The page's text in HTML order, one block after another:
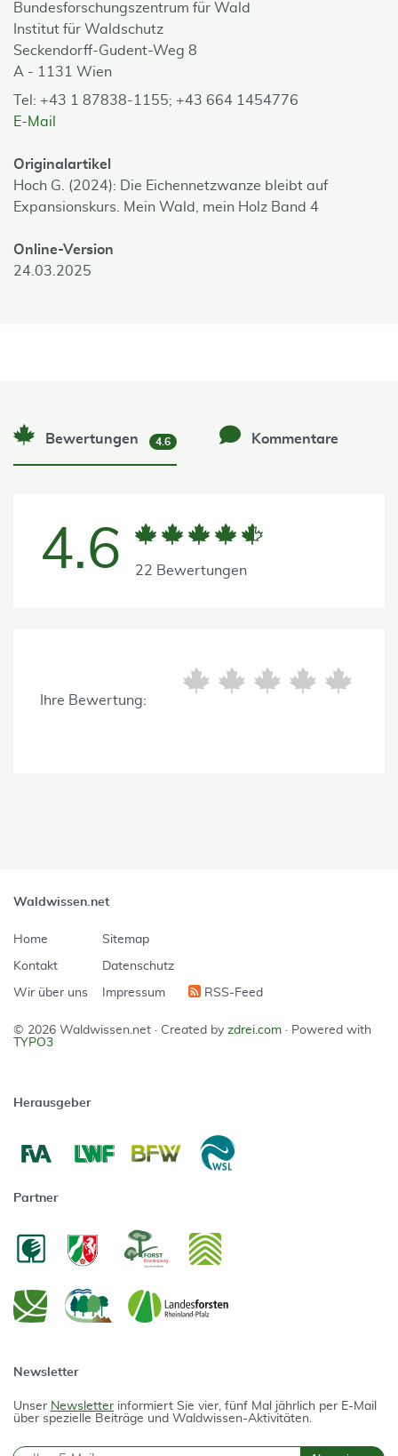
Bundesforschungszentrum für Wald
Institut für Waldschutz
Seckendorff-Gudent-Weg 8
A - 1131 Wien
Tel: +43 1 87838-1155; +43 664 1454776
E-Mail
Originalartikel
Hoch G. (2024): Die Eichennetzwanze bleibt auf
Expansionskurs. Mein Wald, mein Holz Band 4
Online-Version
24.03.2025
Bewertungen 4.6 Kommentare
4.6 22 Bewertungen
Ihre Bewertung:
Waldwissen.net
Home
Kontakt
Wir über uns
Sitemap
Datenschutz
Impressum RSS-Feed
© 2026 Waldwissen.net · Created by zdrei.com · Powered with
TYPO3
Herausgeber
Partner
Newsletter
Unser Newsletter informiert Sie vier, fünf Mal jährlich per E-Mail
über spezielle Beiträge und Waldwissen-Aktivitäten.
E-Mail